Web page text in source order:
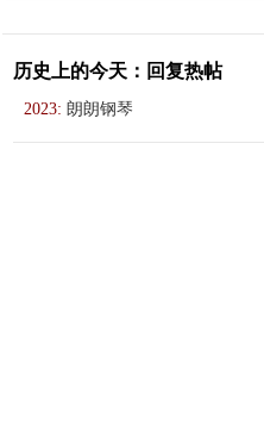
历史上的今天：回复热帖
2023: 朗朗钢琴